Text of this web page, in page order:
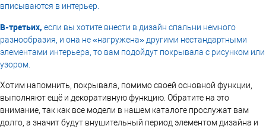
вписываются в интерьер.
В-третьих, если вы хотите внести в дизайн спальни немного
разнообразия, и она не «нагружена» другими нестандартными
элементами интерьера, то вам подойдут покрывала с рисунком или
узором.
Хотим напомнить, покрывала, помимо своей основной функции,
выполняют ещё и декоративную функцию. Обратите на это
внимание, так как все модели в нашем каталоге прослужат вам
долго, а значит будут внушительный период элементом дизайна и